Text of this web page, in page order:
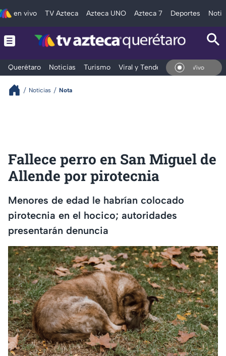
en vivo TV Azteca Azteca UNO Azteca 7 Deportes
Querétaro Noticias Turismo Viral y Tendencia Clima
En Vivo
Noticias Nota
Fallece perro en San Miguel de
Allende por pirotecnia
Menores de edad le habrían colocado
pirotecnia en el hocico; autoridades
presentarán denuncia